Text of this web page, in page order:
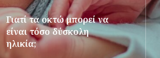
Γιατί τα οκτώ μπορεί να
είναι τόσο δύσκολη
ηλικία;